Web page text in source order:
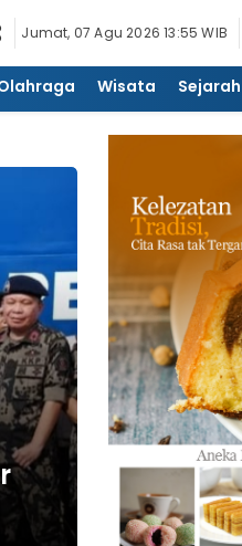
Jumat, 07 Agu 2026 13:55 WIB
Wisata Sejarah